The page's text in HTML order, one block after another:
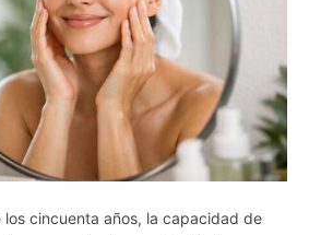
cincuenta años, la capacidad de